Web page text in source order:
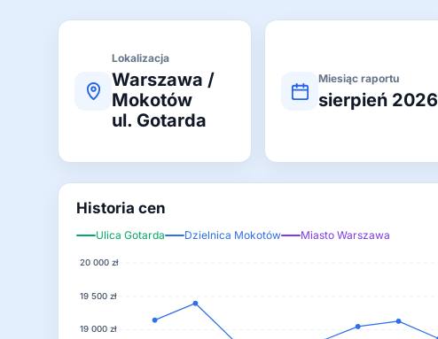
Lokalizacja
Warszawa /
Mokotów
ul. Gotarda
Miesiąc raportu
sierpień 2026
Historia cen
Ulica Gotarda Dzielnica Mokotów Miasto Warszawa
19 000 zł
19 500 zł
20 000 zł